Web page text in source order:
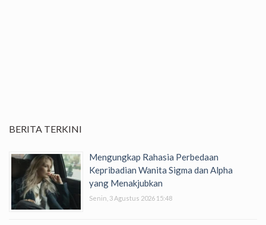
BERITA TERKINI
Mengungkap Rahasia Perbedaan
Kepribadian Wanita Sigma dan Alpha
yang Menakjubkan
Senin, 3 Agustus 2026 15:48